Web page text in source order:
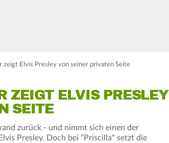
zeigt Elvis Presley von seiner privaten Seite
ZEIGT ELVIS PRESLEY
SEITE
zurück - und nimmt sich einen der
Presley. Doch bei "Priscilla" setzt die